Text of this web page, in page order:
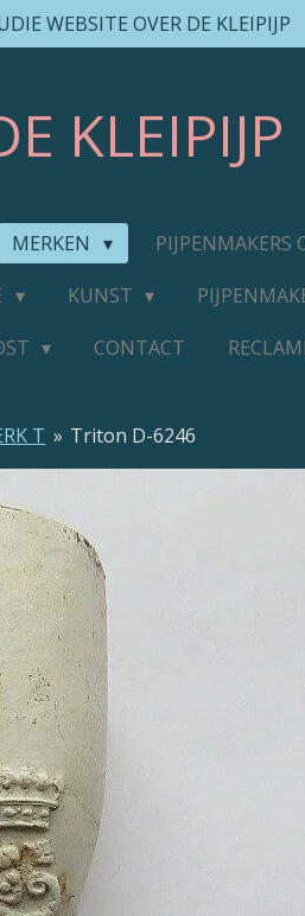
WEBSITE OVER DE KLEIPIJP
KLEIPIJP
MERKEN PIJPENMAKERS
KUNST
CONTACT
T » Triton D-6246